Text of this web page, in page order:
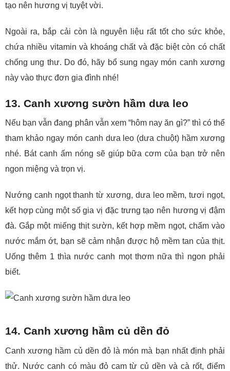
tạo nên hương vị tuyệt vời.
Ngoài ra, bắp cải còn là nguyên liệu rất tốt cho sức khỏe,
chứa nhiều vitamin và khoáng chất và đặc biệt còn có chất
chống ung thư. Do đó, hãy bổ sung ngay món canh xương
này vào thực đơn gia đình nhé!
13. Canh xương sườn hầm dưa leo
Nếu bạn vẫn đang phân vẫn xem “hôm nay ăn gì?” thì có thể
tham khảo ngay món canh dưa leo (dưa chuột) hầm xương
nhé. Bát canh ấm nóng sẽ giúp bữa cơm của bạn trở nên
ngon miệng và trọn vị.
Nướng canh ngọt thanh từ xương, dưa leo mềm, tươi ngọt,
kết hợp cùng một số gia vị đặc trưng tạo nên hương vị đậm
đà. Gắp một miếng thịt sườn, kết hợp mềm ngọt, chấm vào
nước mắm ớt, bạn sẽ cảm nhận được hộ mềm tan của thịt.
Uống thêm 1 thìa nước canh mọt thơm nữa thì ngon phải
biết.
14. Canh xương hầm củ dền đỏ
Canh xương hầm củ dền đỏ là món mà bạn nhất định phải
thử. Nước canh có màu đỏ cam từ củ dền và cà rốt, điểm